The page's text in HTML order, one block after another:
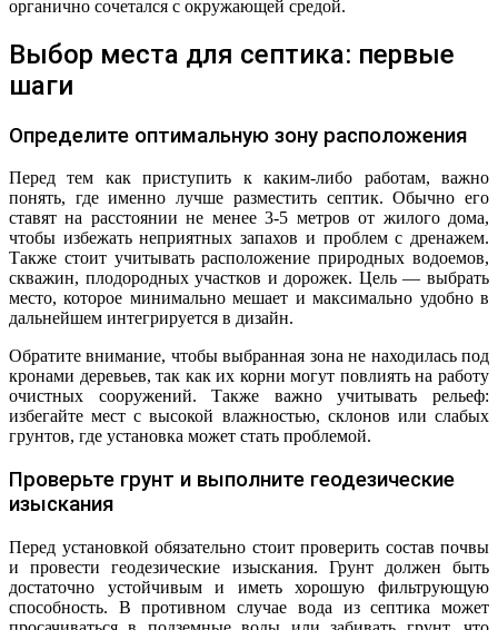
органично сочетался с окружающей средой.
Выбор места для септика: первые
шаги
Определите оптимальную зону расположения
Перед тем как приступить к каким-либо работам, важно
понять, где именно лучше разместить септик. Обычно его
ставят на расстоянии не менее 3-5 метров от жилого дома,
чтобы избежать неприятных запахов и проблем с дренажем.
Также стоит учитывать расположение природных водоемов,
скважин, плодородных участков и дорожек. Цель — выбрать
место, которое минимально мешает и максимально удобно в
дальнейшем интегрируется в дизайн.
Обратите внимание, чтобы выбранная зона не находилась под
кронами деревьев, так как их корни могут повлиять на работу
очистных сооружений. Также важно учитывать рельеф:
избегайте мест с высокой влажностью, склонов или слабых
грунтов, где установка может стать проблемой.
Проверьте грунт и выполните геодезические
изыскания
Перед установкой обязательно стоит проверить состав почвы
и провести геодезические изыскания. Грунт должен быть
достаточно устойчивым и иметь хорошую фильтрующую
способность. В противном случае вода из септика может